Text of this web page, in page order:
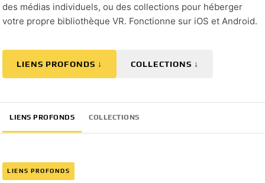
des médias individuels, ou des collections pour héberger
votre propre bibliothèque VR. Fonctionne sur iOS et Android.
LIENS PROFONDS ↓ COLLECTIONS ↓
LIENS PROFONDS COLLECTIONS
LIENS PROFONDS